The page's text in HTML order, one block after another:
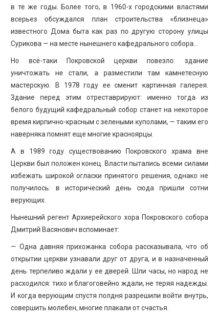
в те же годы. Более того, в 1960-х городскими властями
всерьез обсуждался план строительства «близнеца»
известного Дома быта как раз по другую сторону улицы
Сурикова — на месте нынешнего кафедрального собора…
Но всё-таки Покровской церкви повезло: здание
уничтожать не стали, а разместили там камнетесную
мастерскую. В 1978 году ее сменит картинная галерея.
Здание перед этим отреставрируют: именно тогда из
белого будущий кафедральный собор станет на некоторое
время кирпично-красным с зелеными куполами, — таким его
наверняка помнят еще многие красноярцы.
А в 1989 году существованию Покровского храма вне
Церкви был положен конец. Власти пытались всеми силами
избежать широкой огласки принятого решения, однако не
получилось: в исторический день сюда пришли сотни
верующих.
Нынешний регент Архиерейского хора Покровского собора
Дмитрий Васянович вспоминает:
— Одна давняя прихожанка собора рассказывала, что об
открытии церкви узнавали друг от друга, и в назначенный
день терпеливо ждали у ее дверей. Шли часы, но народ не
расходился: тихо и благоговейно ждали, не теряя надежды.
И когда верующим спустя полдня разрешили войти внутрь,
совершить молебен, многие плакали от счастья.